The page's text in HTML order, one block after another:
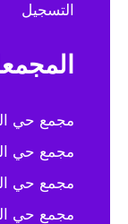
التسجيل
مجمع حي
مجمع حي
مجمع حي
مجمع حي